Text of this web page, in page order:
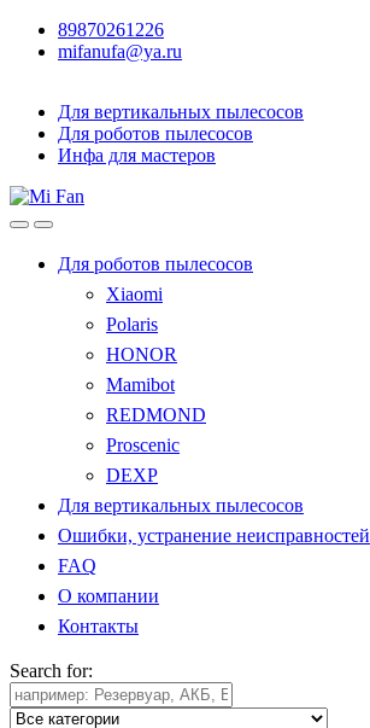
89870261226
mifanufa@ya.ru
Для вертикальных пылесосов
Для роботов пылесосов
Инфа для мастеров
Для роботов пылесосов
Xiaomi
Polaris
HONOR
Mamibot
REDMOND
Proscenic
DEXP
Для вертикальных пылесосов
Ошибки, устранение неисправностей
FAQ
О компании
Контакты
Search for: